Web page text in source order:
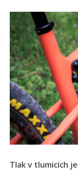
Tlak v tlumicích